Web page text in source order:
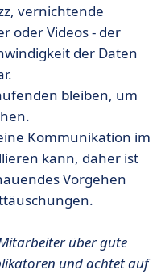
vernichtende
oder Videos - der
der Daten
bleiben, um
Kommunikation im
kann, daher ist
Vorgehen
über gute
und achtet auf